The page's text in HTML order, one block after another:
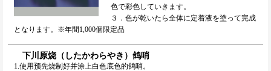
色で彩色していきます。
３．色が乾いたら全体に定着液を塗って完成
となります。※年間1,000個限定品
下川原烧（したかわらやき）鸽哨
1.使用预先烧制好并涂上白色底色的鸽哨。